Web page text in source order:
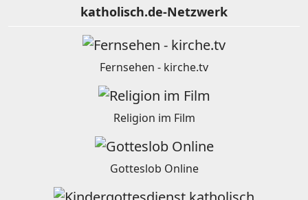
katholisch.de-Netzwerk
Fernsehen - kirche.tv
Religion im Film
Gotteslob Online